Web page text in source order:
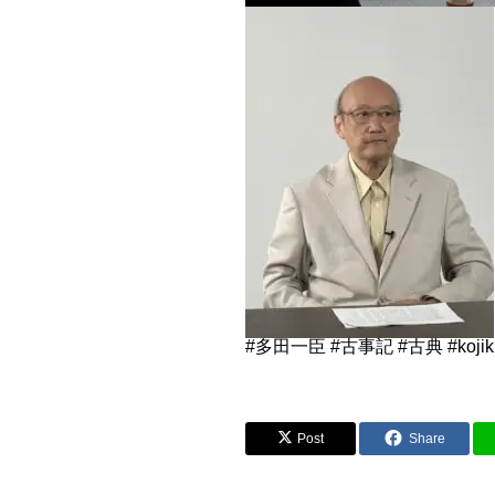
#多田一臣 #古事記 #古典
Post Share